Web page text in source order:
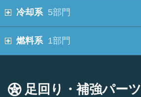
冷却系 5部門
燃料系 1部門
足回り・補強パーツ